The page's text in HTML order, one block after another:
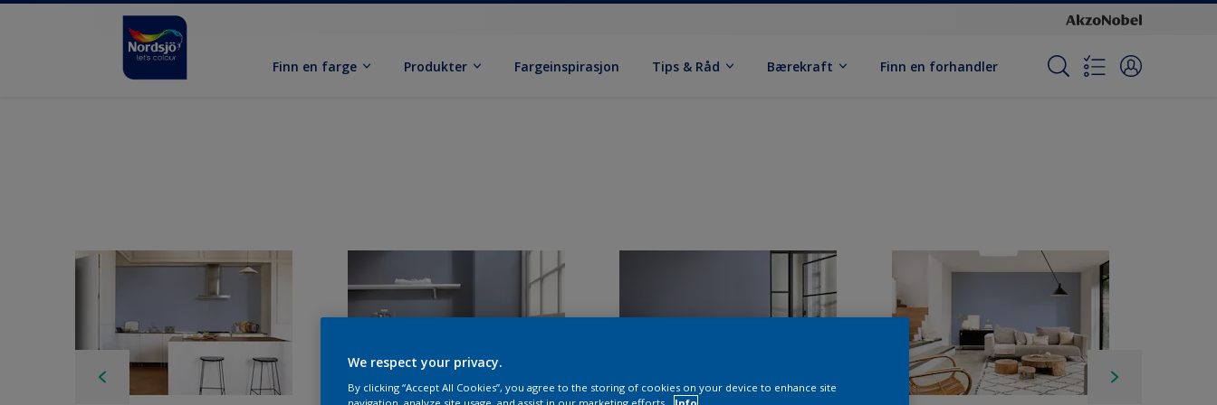
Finn en farge Produkter Fargeinspirasjon Tips & Råd Bærekraft Finn en forhandler
We respect your privacy.
By clicking “Accept All Cookies”, you agree to the storing of cookies on your device to enhance site